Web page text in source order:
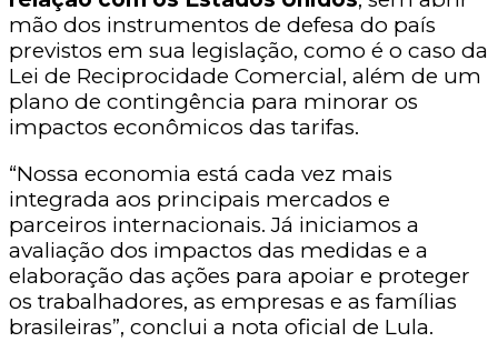
mão dos instrumentos de defesa do país
previstos em sua legislação, como é o caso da
Lei de Reciprocidade Comercial, além de um
plano de contingência para minorar os
impactos econômicos das tarifas.
“Nossa economia está cada vez mais
integrada aos principais mercados e
parceiros internacionais. Já iniciamos a
avaliação dos impactos das medidas e a
elaboração das ações para apoiar e proteger
os trabalhadores, as empresas e as famílias
brasileiras”, conclui a nota oficial de Lula.